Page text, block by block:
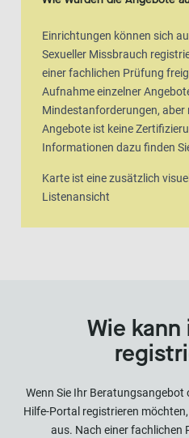
Einrichtungen können sich
Sexueller Missbrauch
einer fachlichen Prüfung
Aufnahme einzelner
Mindestanforderungen, aber
Angebote ist keine
Informationen dazu finden
Karte ist eine zusätzlich
Listenansicht
Wie
Wenn Sie Ihr
Hilfe-Portal registrieren
aus. Nach einer fachlichen